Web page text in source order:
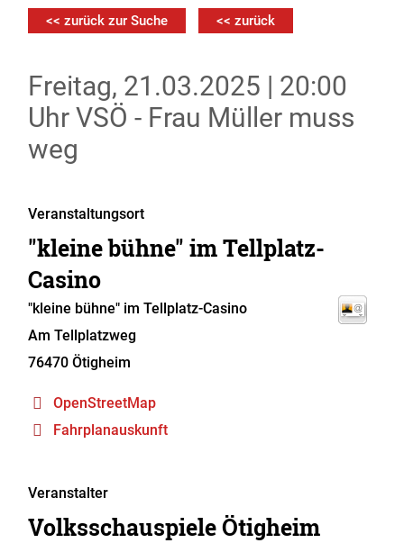
<< zurück zur Suche << zurück
Freitag, 21.03.2025 | 20:00
Uhr VSÖ - Frau Müller muss
weg
Veranstaltungsort
"kleine bühne" im Tellplatz-
Casino
"kleine bühne" im Tellplatz-Casino
Am Tellplatzweg
76470 Ötigheim
OpenStreetMap
Fahrplanauskunft
Veranstalter
Volksschauspiele Ötigheim